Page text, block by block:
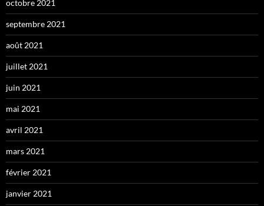
octobre 2021
septembre 2021
août 2021
juillet 2021
juin 2021
mai 2021
avril 2021
mars 2021
février 2021
janvier 2021